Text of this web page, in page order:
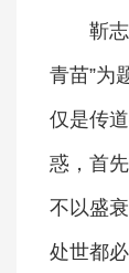
靳
青苗”为
仅是传
惑，首
不以盛
处世都